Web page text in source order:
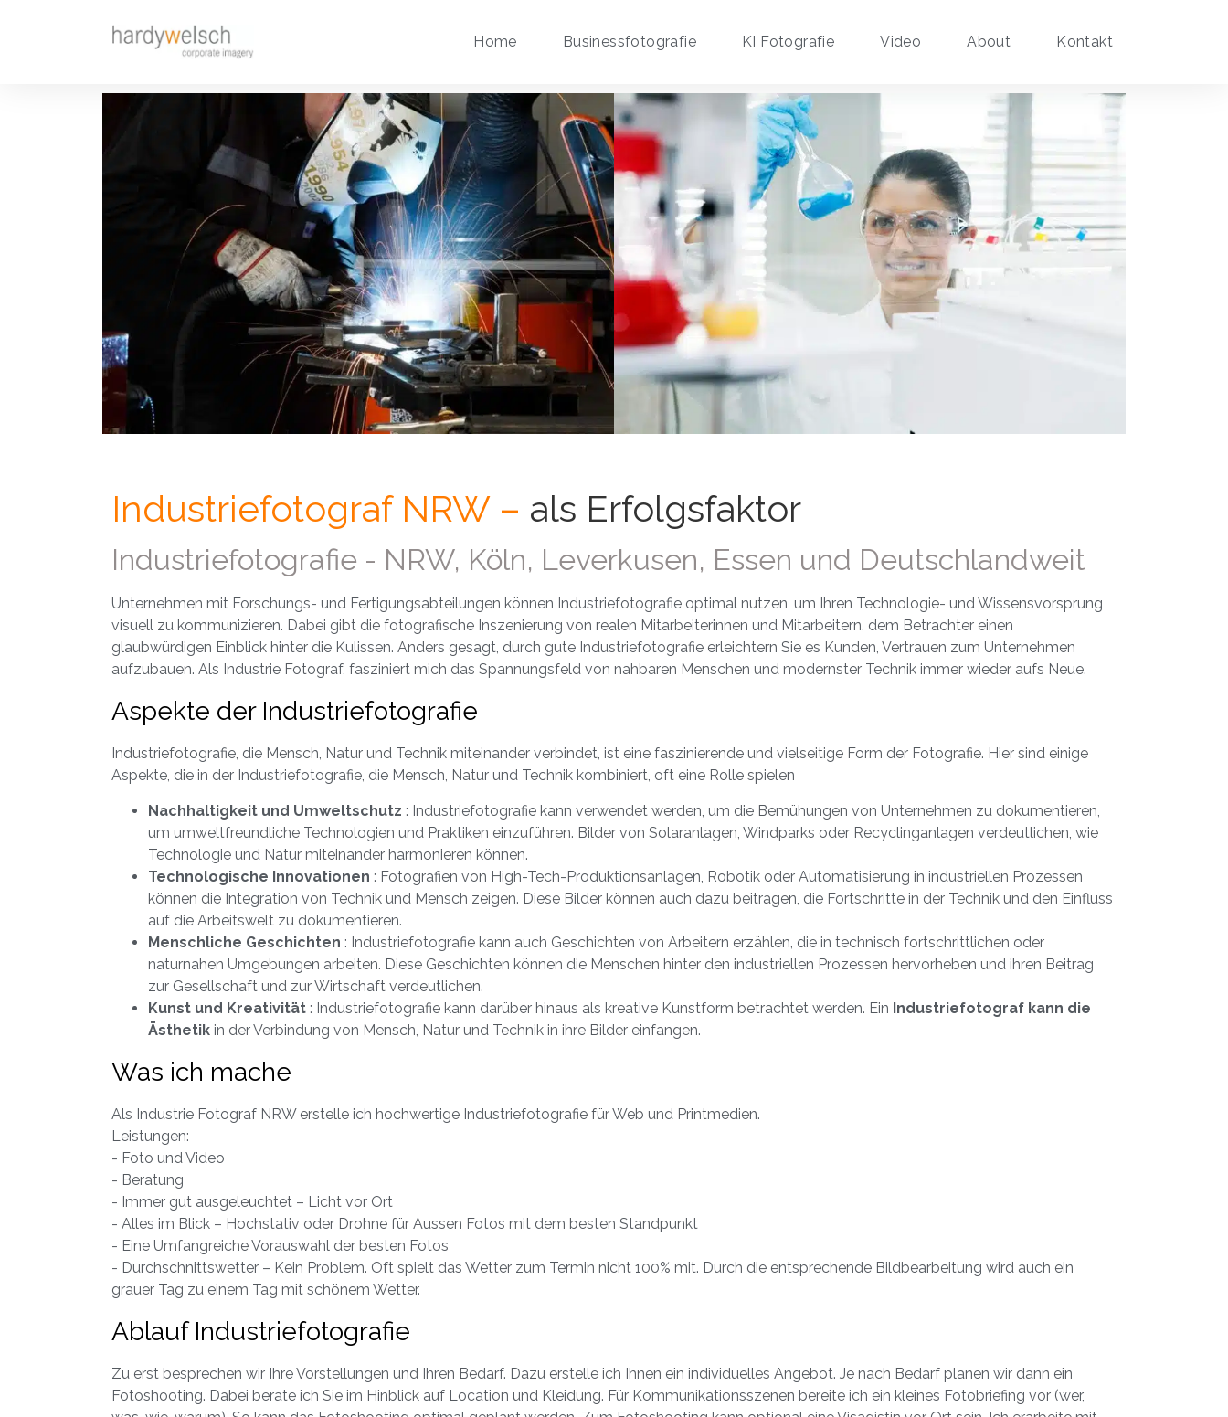
Home Businessfotografie KI Fotografie Video About Kontakt
Industriefotograf NRW – als Erfolgsfaktor
Industriefotografie - NRW, Köln, Leverkusen, Essen und Deutschlandweit
Unternehmen mit Forschungs- und Fertigungsabteilungen können Industriefotografie optimal nutzen, um Ihren Technologie- und Wissensvorsprung
visuell zu kommunizieren. Dabei gibt die fotografische Inszenierung von realen Mitarbeiterinnen und Mitarbeitern, dem Betrachter einen
glaubwürdigen Einblick hinter die Kulissen. Anders gesagt, durch gute Industriefotografie erleichtern Sie es Kunden, Vertrauen zum Unternehmen
aufzubauen. Als Industrie Fotograf, fasziniert mich das Spannungsfeld von nahbaren Menschen und modernster Technik immer wieder aufs Neue.
Aspekte der Industriefotografie
Industriefotografie, die Mensch, Natur und Technik miteinander verbindet, ist eine faszinierende und vielseitige Form der Fotografie. Hier sind einige
Aspekte, die in der Industriefotografie, die Mensch, Natur und Technik kombiniert, oft eine Rolle spielen
Nachhaltigkeit und Umweltschutz : Industriefotografie kann verwendet werden, um die Bemühungen von Unternehmen zu dokumentieren,
um umweltfreundliche Technologien und Praktiken einzuführen. Bilder von Solaranlagen, Windparks oder Recyclinganlagen verdeutlichen, wie
Technologie und Natur miteinander harmonieren können.
Technologische Innovationen : Fotografien von High-Tech-Produktionsanlagen, Robotik oder Automatisierung in industriellen Prozessen
können die Integration von Technik und Mensch zeigen. Diese Bilder können auch dazu beitragen, die Fortschritte in der Technik und den Einfluss
auf die Arbeitswelt zu dokumentieren.
Menschliche Geschichten : Industriefotografie kann auch Geschichten von Arbeitern erzählen, die in technisch fortschrittlichen oder
naturnahen Umgebungen arbeiten. Diese Geschichten können die Menschen hinter den industriellen Prozessen hervorheben und ihren Beitrag
zur Gesellschaft und zur Wirtschaft verdeutlichen.
Kunst und Kreativität : Industriefotografie kann darüber hinaus als kreative Kunstform betrachtet werden. Ein Industriefotograf kann die
Ästhetik in der Verbindung von Mensch, Natur und Technik in ihre Bilder einfangen.
Was ich mache
Als Industrie Fotograf NRW erstelle ich hochwertige Industriefotografie für Web und Printmedien.
Leistungen:
- Foto und Video
- Beratung
- Immer gut ausgeleuchtet – Licht vor Ort
- Alles im Blick – Hochstativ oder Drohne für Aussen Fotos mit dem besten Standpunkt
- Eine Umfangreiche Vorauswahl der besten Fotos
- Durchschnittswetter – Kein Problem. Oft spielt das Wetter zum Termin nicht 100% mit. Durch die entsprechende Bildbearbeitung wird auch ein
grauer Tag zu einem Tag mit schönem Wetter.
Ablauf Industriefotografie
Zu erst besprechen wir Ihre Vorstellungen und Ihren Bedarf. Dazu erstelle ich Ihnen ein individuelles Angebot. Je nach Bedarf planen wir dann ein
Fotoshooting. Dabei berate ich Sie im Hinblick auf Location und Kleidung. Für Kommunikationsszenen bereite ich ein kleines Fotobriefing vor (wer,